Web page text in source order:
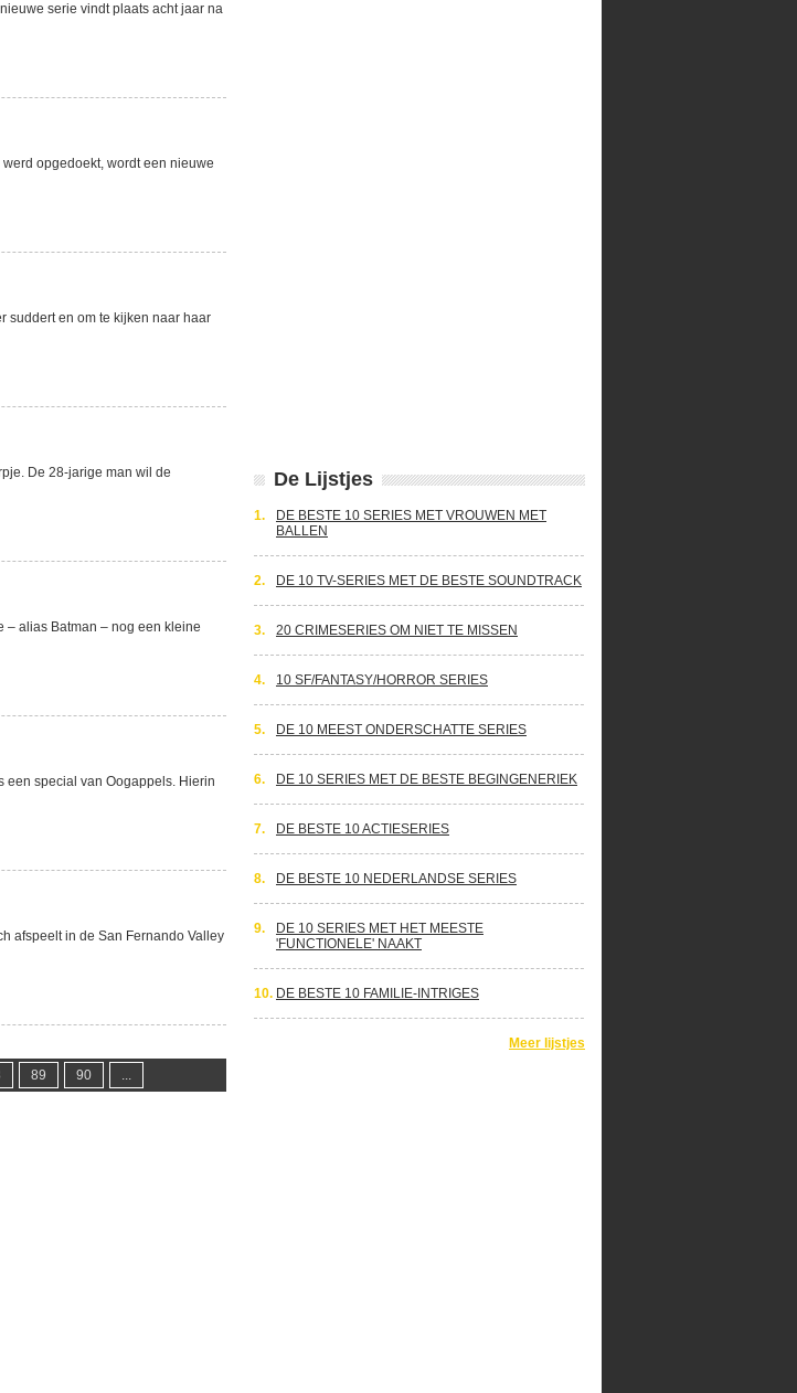
serie vindt plaats acht jaar na
opgedoekt, wordt een nieuwe
suddert en om te kijken naar haar
De 28-jarige man wil de
– alias Batman – nog een kleine
een special van Oogappels. Hierin
afspeelt in de San Fernando Valley
89 90 ...
De Lijstjes
1.
DE BESTE 10 SERIES MET VROUWEN MET
BALLEN
2. DE 10 TV-SERIES MET DE BESTE SOUNDTRACK
3. 20 CRIMESERIES OM NIET TE MISSEN
4. 10 SF/FANTASY/HORROR SERIES
5. DE 10 MEEST ONDERSCHATTE SERIES
6. DE 10 SERIES MET DE BESTE BEGINGENERIEK
7. DE BESTE 10 ACTIESERIES
8. DE BESTE 10 NEDERLANDSE SERIES
9.
DE 10 SERIES MET HET MEESTE
'FUNCTIONELE' NAAKT
10. DE BESTE 10 FAMILIE-INTRIGES
Meer lijstjes